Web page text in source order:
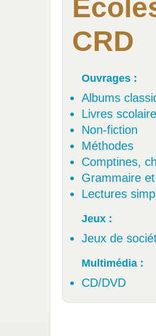
CRD
Ouvrages :
Albums
Livres
Non-fiction
Méthodes
Comptines,
Grammaire
Lectures
Jeux :
Jeux de
Multimédia :
CD/DVD